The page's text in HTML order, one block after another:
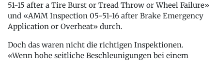
51-15 after a Tire Burst or Tread Throw or Wheel Failure»
und «AMM Inspection 05-51-16 after Brake Emergency
Application or Overheat» durch.
Doch das waren nicht die richtigen Inspektionen.
«Wenn hohe seitliche Beschleunigungen bei einem